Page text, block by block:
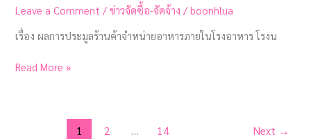
Leave a Comment /ข่าวจัดซื้อ-จัดจ้าง /boonhlua
เรื่อง ผลการประมูลร้านค้าจำหน่ายอาหารภายในโรงอาหาร โรงน
Read More »
1 2 … 14 Next →